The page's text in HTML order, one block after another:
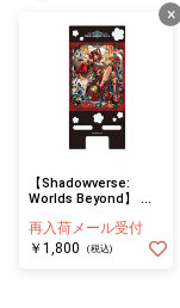
×
【Shadowverse:
Worlds Beyond】 ア
八界花・ゲテンオウ
再入荷メール受付
￥1,800
(税込)